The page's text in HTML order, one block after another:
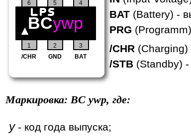
1 2 3
4
/CHR GND BAT
5
6
BCywp
BAT (Battery) -
PRG
/CHR (Charging)
/STB (Standby)
Маркировка: BC ywp, где:
y- код года выпуска;